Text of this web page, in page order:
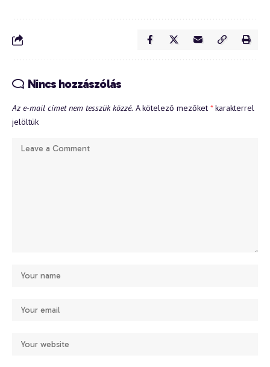
Nincs hozzászólás
Az e-mail címet nem tesszük közzé. A kötelező mezőket *karakterrel
jelöltük